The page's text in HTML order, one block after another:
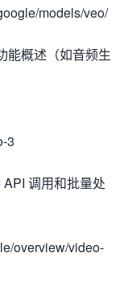
models/veo/
能概述（如音频生
3
调用和批量处
overview/video-